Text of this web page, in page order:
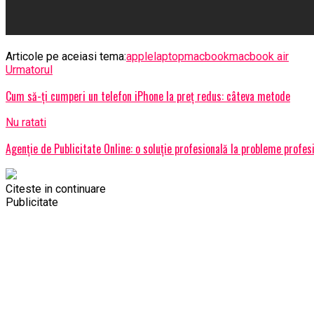
Articole pe aceiasi tema:apple laptopmacbookmacbook air
Urmatorul
Cum să-ți cumperi un telefon iPhone la preț redus: câteva metode
Nu ratati
Agenție de Publicitate Online: o soluție profesională la probleme
Citeste in continuare
Publicitate